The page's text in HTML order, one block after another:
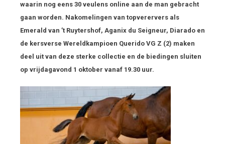
waarin nog eens 30 veulens online aan de man gebracht
gaan worden. Nakomelingen van topverervers als
Emerald van ’t Ruytershof, Aganix du Seigneur, Diarado en
de kersverse Wereldkampioen Querido VG Z (2) maken
deel uit van deze sterke collectie en de biedingen sluiten
op vrijdagavond 1 oktober vanaf 19.30 uur.